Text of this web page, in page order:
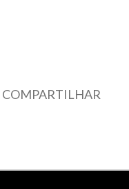
COMPARTILHAR